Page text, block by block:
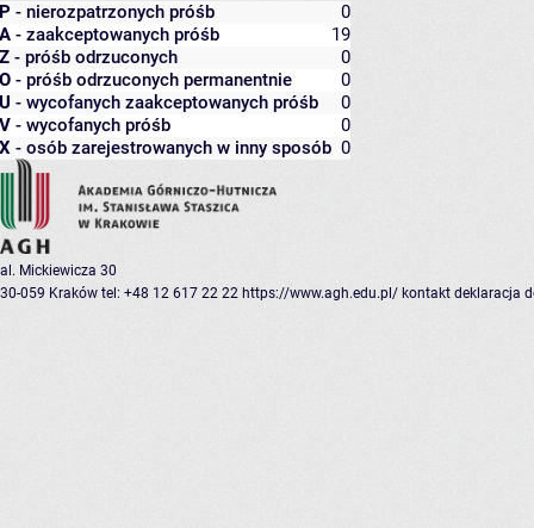
P - nierozpatrzonych próśb
0
A - zaakceptowanych próśb
19
Z - próśb odrzuconych
0
O - próśb odrzuconych permanentnie
0
U - wycofanych zaakceptowanych próśb
0
V - wycofanych próśb
0
X - osób zarejestrowanych w inny sposób 0
al. Mickiewicza 30
30-059 Kraków tel: +48 12 617 22 22 https://www.agh.edu.pl/ kontakt deklaracja